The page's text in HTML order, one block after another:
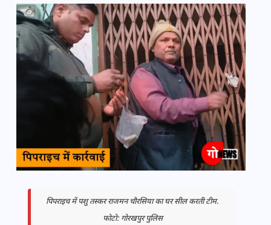
पिपराइच में पशु तस्कर राजमन चौरसिया का घर सील करती टीम.
फोटो: गोरखपुर पुलिस